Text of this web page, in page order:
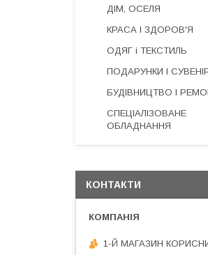
ДІМ, ОСЕЛЯ
КРАСА І ЗДОРОВ'Я
ОДЯГ і ТЕКСТИЛЬ
ПОДАРУНКИ І
БУДІВНИЦТВО І
СПЕЦІАЛІЗОВАНЕ
ОБЛАДНАННЯ
КОНТАКТИ
1-Й МАГАЗИН